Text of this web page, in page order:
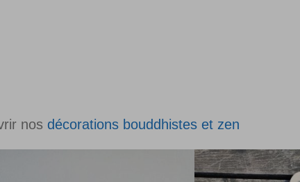
nos décorations bouddhistes et zen